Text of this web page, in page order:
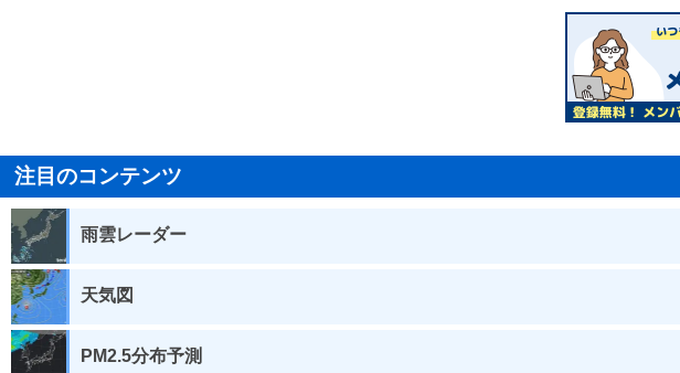
注目のコンテンツ
雨雲レーダー
天気図
PM2.5分布予測